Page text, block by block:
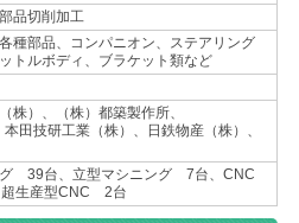
品切削加工
種部品、コンパニオン、ステアリング
トルボディ、ブラケット類など
株）、（株）都築製作所、
田技研工業（株）、日鉄物産（株）、
グ 39台、立型マシニング 7台、CNC
生産型CNC 2台